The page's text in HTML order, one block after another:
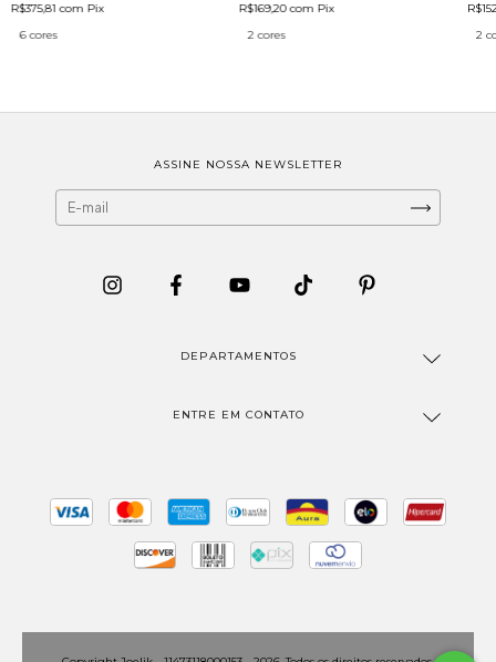
R$375,81com Pix
6 cores
R$169,20com Pix
2 cores
2
ASSINE NOSSA NEWSLETTER
DEPARTAMENTOS
ENTRE EM CONTATO